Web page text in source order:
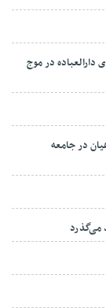
دارالعباده در موج
در جامعه
می‌گذرد